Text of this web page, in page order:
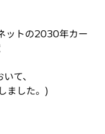
ットの2030年カー
て、
ました。)